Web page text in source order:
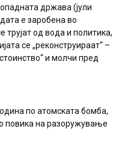
држава (јули
е заробена во
трујат од вода и политика,
се „реконструираат“ –
и молчи пред
по атомската бомба,
повика на разоружување